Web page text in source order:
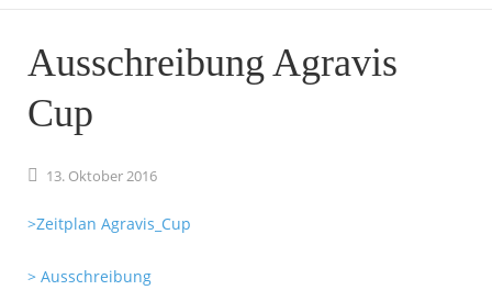
Ausschreibung Agravis
Cup
13. Oktober2016
>Zeitplan Agravis_Cup
> Ausschreibung